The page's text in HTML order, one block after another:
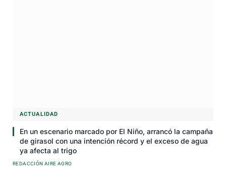
ACTUALIDAD
En un escenario marcado por El Niño, arrancó la campaña
de girasol con una intención récord y el exceso de agua
ya afecta al trigo
REDACCIÓN AIRE AGRO